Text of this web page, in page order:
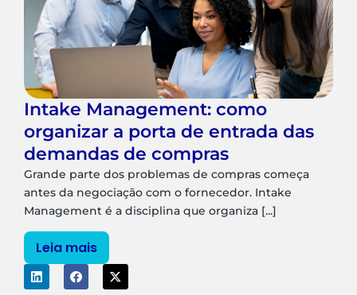
Intake Management: como
organizar a porta de entrada das
demandas de compras
Grande parte dos problemas de compras começa
antes da negociação com o fornecedor. Intake
Management é a disciplina que organiza [...]
Leia mais